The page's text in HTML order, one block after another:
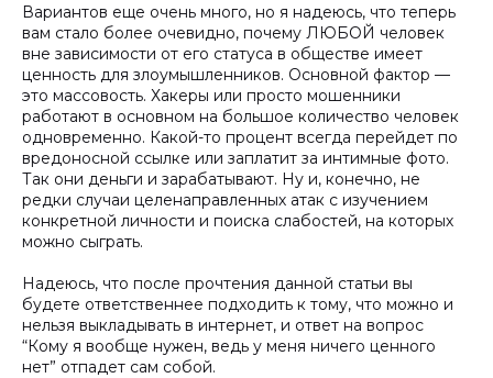
Вариантов еще очень много, но я надеюсь, что теперь
вам стало более очевидно, почему ЛЮБОЙ человек
вне зависимости от его статуса в обществе имеет
ценность для злоумышленников. Основной фактор —
это массовость. Хакеры или просто мошенники
работают в основном на большое количество человек
одновременно. Какой-то процент всегда перейдет по
вредоносной ссылке или заплатит за интимные фото.
Так они деньги и зарабатывают. Ну и, конечно, не
редки случаи целенаправленных атак с изучением
конкретной личности и поиска слабостей, на которых
можно сыграть.
Надеюсь, что после прочтения данной статьи вы
будете ответственнее подходить к тому, что можно и
нельзя выкладывать в интернет, и ответ на вопрос
“Кому я вообще нужен, ведь у меня ничего ценного
нет” отпадет сам собой.